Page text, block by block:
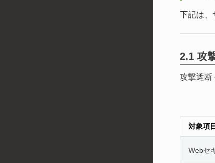
下記は、
2.1 攻
攻撃遮断
対象項目
Webセ